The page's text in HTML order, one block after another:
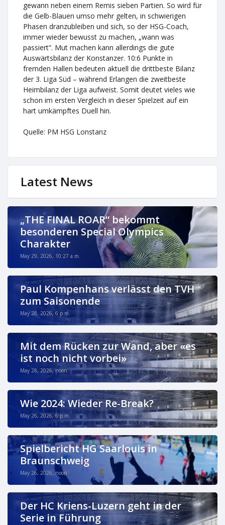
gewann neben einem Remis sieben Partien. So wird für
die Gelb-Blauen umso mehr gelten, in schwierigen
Phasen dranzubleiben und sich, so der HSG-Coach,
immer wieder bewusst zu machen, „wann was
passiert“. Mut machen kann allerdings die gute
Auswärtsbilanz der Konstanzer. 10:6 Punkte in
fremden Hallen bedeuten aktuell die drittbeste Bilanz
der 3. Liga Süd – während Erlangen die zweitbeste
Heimbilanz der Liga aufweist. Somit deutet vieles wie
schon im ersten Vergleich in dieser Spielzeit auf ein
hart umkämpftes Duell hin.
Quelle: PM HSG Lonstanz
Latest News
„THE FINAL ROAR“ bekommt
besonderen Special Olympics
Charakter
May 29, 2026, 10:27 a.m.
Paul Kompenhans verlässt den TVH
zum Saisonende
May 28, 2026, 6 p.m.
Mit dem Rücken zur Wand, aber «es
ist noch nicht vorbei»
May 28, 2026, noon
Wie 2024: Wieder Re-Break?
May 26, 2026, 6 p.m.
Spielbericht HG Saarlouis in
Braunschweig
May 26, 2026, noon
Der HC Kriens-Luzern geht in der
Serie in Führung